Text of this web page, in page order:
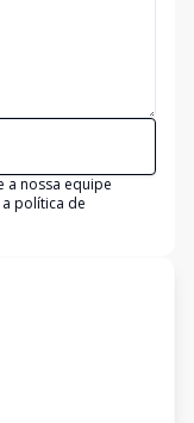
a nossa equipe
política de